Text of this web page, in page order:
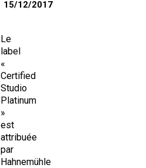
15/12/2017
Le
label
«
Certified
Studio
Platinum
»
est
attribuée
par
Hahnemühle